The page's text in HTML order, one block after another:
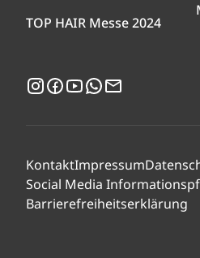
TOP HAIR Messe 2024
Instagram
Facebook
YouTubeWhatsApp
KontaktImpressum
Social Media
Barrierefreiheitserklärung